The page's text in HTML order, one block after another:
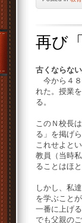
再び
古くならな
今から４８
れた。授業
る。
このＮ校長
る」を掲げ
これせよと
教員（当時
ることはほ
しかし、私
を学ぶこと
一番に上げ
でも父親の